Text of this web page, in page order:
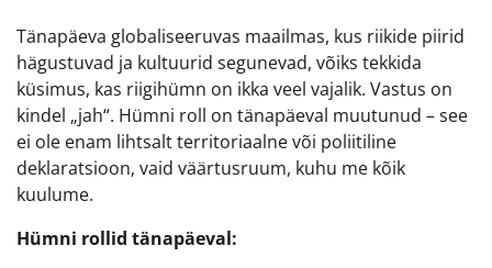
Tänapäeva globaliseeruvas maailmas, kus riikide piirid
hägustuvad ja kultuurid segunevad, võiks tekkida
küsimus, kas riigihümn on ikka veel vajalik. Vastus on
kindel „jah“. Hümni roll on tänapäeval muutunud – see
ei ole enam lihtsalt territoriaalne või poliitiline
deklaratsioon, vaid väärtusruum, kuhu me kõik
kuulume.
Hümni rollid tänapäeval: